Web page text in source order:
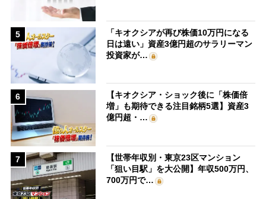
5
「キオクシアが再び株価10万円になる
日は遠い」資産3億円超のサラリーマン
投資家が…
6
【キオクシア・ショック後に「株価倍
増」も期待できる注目銘柄5選】資産3
億円超・…
7
【世帯年収別・東京23区マンション
「狙い目駅」を大公開】年収500万円、
700万円で…